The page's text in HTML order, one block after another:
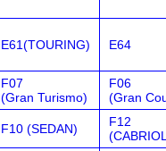
E61(TOURING) E64
F07
(Gran Turismo)
F06
(Gran
F10 (SEDAN)
F12